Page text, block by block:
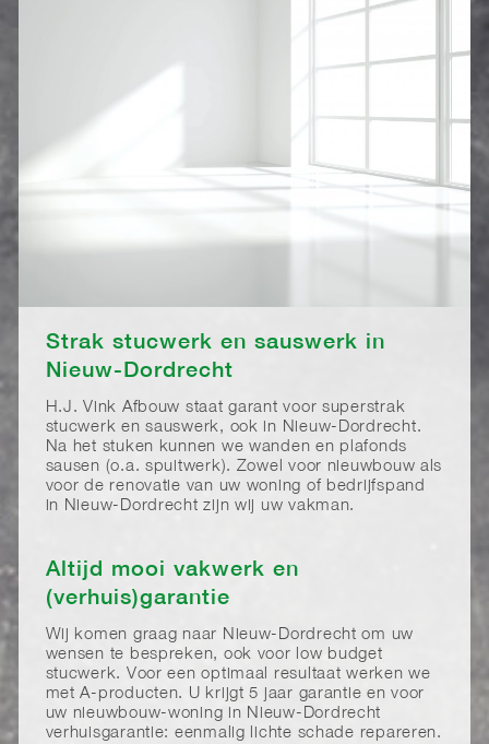
Strak stucwerk en sauswerk in
Nieuw-Dordrecht
H.J. Vink Afbouw staat garant voor superstrak
stucwerk en sauswerk, ook in Nieuw-Dordrecht.
Na het stuken kunnen we wanden en plafonds
sausen (o.a. spuitwerk). Zowel voor nieuwbouw als
voor de renovatie van uw woning of bedrijfspand
in Nieuw-Dordrecht zijn wij uw vakman.
Altijd mooi vakwerk en
(verhuis)garantie
Wij komen graag naar Nieuw-Dordrecht om uw
wensen te bespreken, ook voor low budget
stucwerk. Voor een optimaal resultaat werken we
met A-producten. U krijgt 5 jaar garantie en voor
uw nieuwbouw-woning in Nieuw-Dordrecht
verhuisgarantie: eenmalig lichte schade repareren.